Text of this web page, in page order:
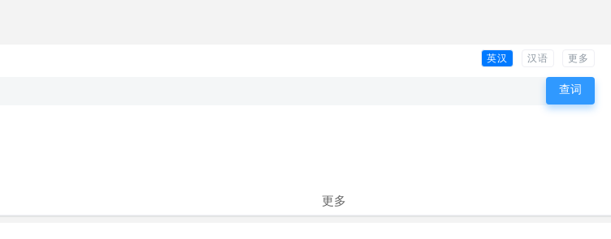
英汉 汉语 更多
更多